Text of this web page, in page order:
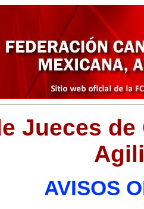
Jueces
AVISOS